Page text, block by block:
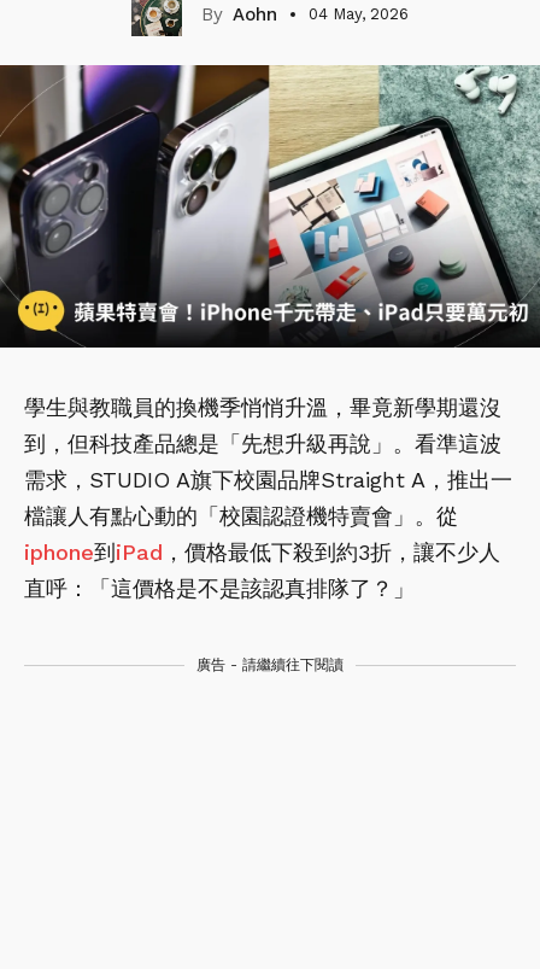
Aohn 04 May, 2026
學生與教職員的換機季悄悄升溫，畢竟新學期還沒
到，但科技產品總是「先想升級再說」。看準這波
需求，STUDIO A旗下校園品牌Straight A，推出一
檔讓人有點心動的「校園認證機特賣會」。從
iphone到 iPad ，價格最低下殺到約3折，讓不少人
直呼：「這價格是不是該認真排隊了？」
廣告 - 請繼續往下閱讀